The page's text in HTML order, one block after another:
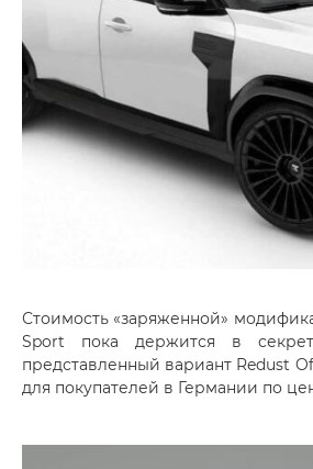
Стоимость «заряженной»
Sport пока держится в
представленный вариант Redust
для покупателей в Германии по